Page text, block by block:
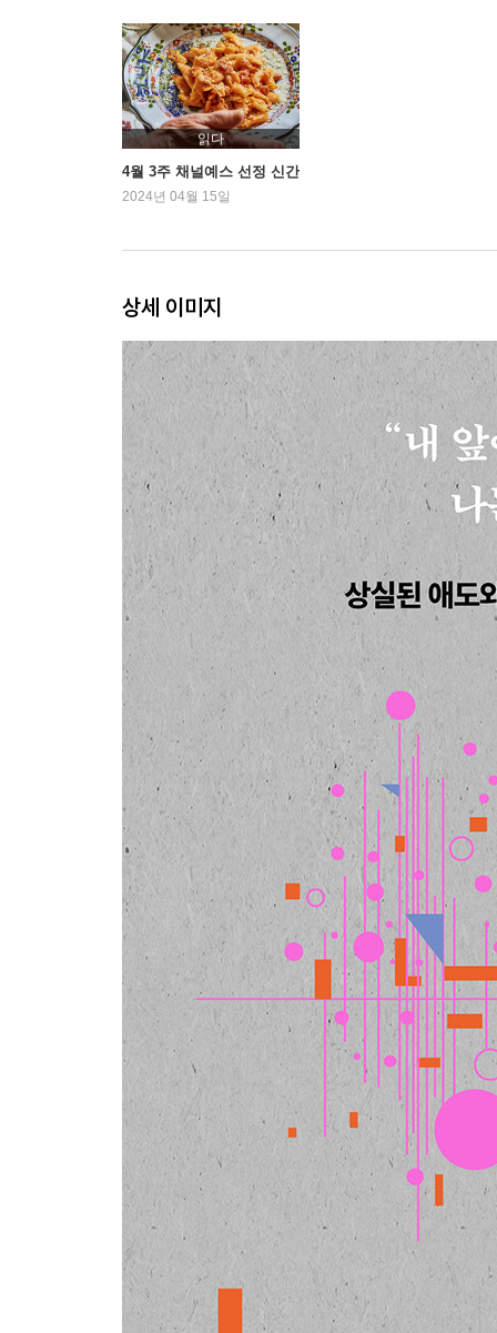
참사의 부모들이 모두 모인 정 군의 3주기 추모제
잊히지 않으려 마지막으로 선택한 도보행진
환대의 웃음 그리고 회한
엄마의 손으로 빚은 아들의 얼굴
비손, 비로소 아들을 떠나보냈던 순간
희망을 남기고 싶은 소망
- 이기병(한림대학교 의과대학 춘천성심병원)
통째로 생략된 감각
최악보다 더 나쁜 결과
“아빠는, 충분했다”
기억하고 복원해야 할 필수적 정동
좋은 애도란 무엇인가
우리 사회가 품은 애도의 윤리
돌봄의 얼굴들: 의료와 철학의 언어를 넘어 실천과
- 정종민(전남대학교 글로벌디아스포라연구소)
“1초도 못 쉬는” 돌봄
퇴근 없는 삶
돌봄은 일방적이라기보다 관계적이다
하고 싶은 돌봄이 아니라 잘할 수 있는 돌봄
못다 한 이야기들
애도의 시간은 흘러가지 않고 반복된다: 이태원 참
- 김관욱(덕성여자대학교 문화인류학과)
1주기 첫날, 다시 시작되는 그날
마음속에 슬픔을 담는 새로운 장기가 생겼다
분노의 정동에 숨은 피해자의 위치
존재 자체로 위로가 되는 곳, 분향소
상징으로 가득 찬 애도의 일상
같은 얼굴의 재난 앞에서
기나긴 혁명, 그래서 우리는 계속 걸어갈 것이다:
- 이현정(서울대학교 인류학과)
살려주세요!―국가의 검은 공백
재난 이후 정동의 양분화
무력감과 우울, 해결되지 않는 과제
무관심의 정동 이후
맺음말 의미를 상실한 시대, 새로운 방향을 지향하
후주
읽다
4월 3주 채널예스 선정 신간
2024년 04월 15일
상세 이미지